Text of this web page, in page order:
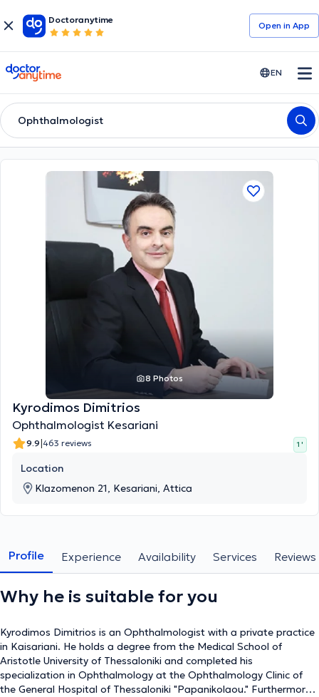
Doctoranytime
Open in Αpp
doctoranytime EN
Ophthalmologist
8 Photos
Kyrodimos Dimitrios
Ophthalmologist Kesariani
9.9|463 reviews 1 '
Location
Klazomenon 21, Kesariani, Attica
Profile Experience Availability Services Reviews
Why he is suitable for you
Kyrodimos Dimitrios is an Ophthalmologist with a private practice
in Kaisariani. He holds a degree from the Medical School of
Aristotle University of Thessaloniki and completed his
specialization in Ophthalmology at the Ophthalmology Clinic of
the General Hospital of Thessaloniki "Papanikolaou." Furthermore,